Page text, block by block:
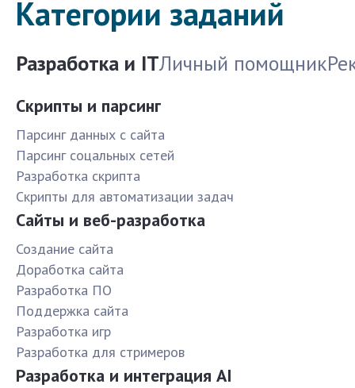
Категории заданий
Разработка и ITЛичный помощник
Скрипты и парсинг
Парсинг данных с сайта
Парсинг соцальных сетей
Разработка скрипта
Скрипты для автоматизации задач
Сайты и веб-разработка
Создание сайта
Доработка сайта
Разработка ПО
Поддержка сайта
Разработка игр
Разработка для стримеров
Разработка и интеграция AI